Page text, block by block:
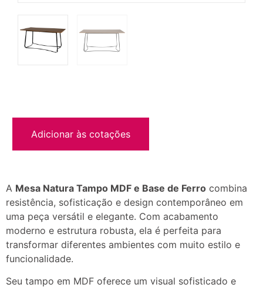
Adicionar às cotações
A Mesa Natura Tampo MDF e Base de Ferro combina
resistência, sofisticação e design contemporâneo em
uma peça versátil e elegante. Com acabamento
moderno e estrutura robusta, ela é perfeita para
transformar diferentes ambientes com muito estilo e
funcionalidade.
Seu tampo em MDF oferece um visual sofisticado e